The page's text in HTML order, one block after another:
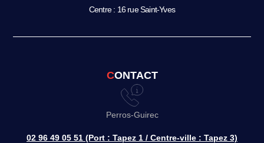
Centre : 16 rue Saint-Yves
CONTACT
Perros-Guirec
02 96 49 05 51 (Port : Tapez 1 / Centre-ville : Tapez 3)